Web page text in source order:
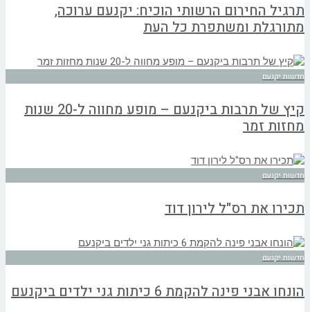
תרגיל החירום הרשותי הוכיח: יקנעם ערוכה,
מתורגלת ומשתפרת כל העת
חדשות יקנעם
קיץ של תרבות ביקנעם – מופע מחווה ל-20 שנות
מחזות זמר
חדשות יקנעם
תכירו את רס"ל לירון דוד
חדשות יקנעם
הונחו אבני פינה להקמת 6 כיתות גני ילדים ביקנעם